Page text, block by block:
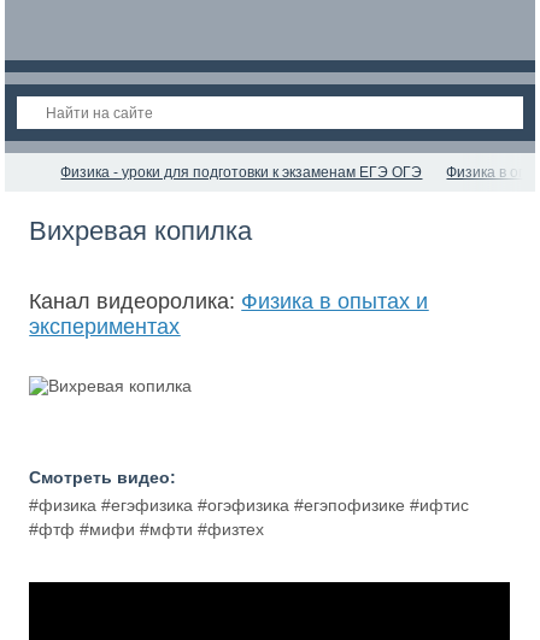
Физика - уроки для подготовки к экзаменам ЕГЭ ОГЭ Физика в
Вихревая копилка
Канал видеоролика: Физика в опытах и
экспериментах
Смотреть видео:
#физика #егэфизика #огэфизика #егэпофизике #ифтис
#фтф #мифи #мфти #физтех